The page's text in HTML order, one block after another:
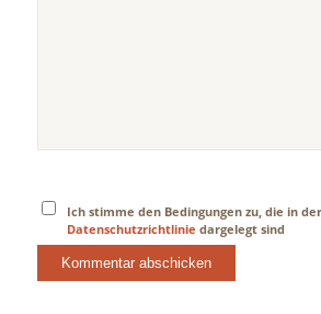
Ich stimme den Bedingungen zu, die in der
Datenschutzrichtlinie dargelegt sind